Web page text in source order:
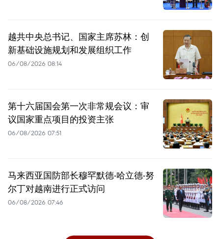
越共中央总书记、国家主席苏林：创
新基础设施规划和发展组织工作
06/08/2026 08:14
第十六届国会第一次非常规会议：审
议国家重点项目的投资主张
06/08/2026 07:51
马来西亚国防部长穆罕默德·哈立德·努
尔丁对越南进行正式访问
06/08/2026 07:46